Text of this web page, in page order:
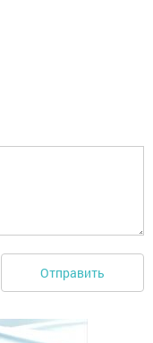
Отправить